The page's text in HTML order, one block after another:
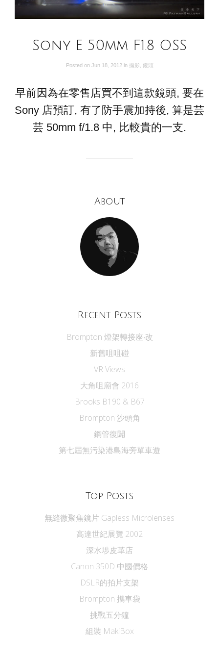
Sony E 50mm F1.8 OSS
Posted on Jun 18, 2012 in 攝影 鏡頭
早前因為在零售店買不到這款鏡頭, 要在
Sony 店預訂, 有了防手震加持後, 算是芸
芸 50mm f/1.8 中, 比較貴的一支.
About
Recent Posts
Brompton 燈架轉接座‧改
新舊咀咀碰
VR Views
大角咀廟會 2016
Brooks B190 & B67
Brompton 沙頭角
鋼管復闢
第七屆無污染港島海旁單車遊
Top Posts
無縫微聚焦鏡片 Gapless Microlenses
高達世紀展覽 2002
深水埗皮革店
Canon 350D 中國價格
DSLR的拍片支架
Brompton 攜車袋
挑戰五分鐘
組裝 MakiBox